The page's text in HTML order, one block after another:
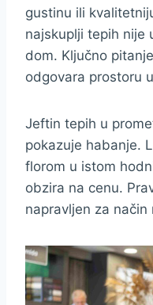
gustinu ili
najskuplji tepih nije
dom. Ključno
odgovara prostoru
Jeftin tepih u
pokazuje habanje.
florom u istom
obzira na cenu.
napravljen za